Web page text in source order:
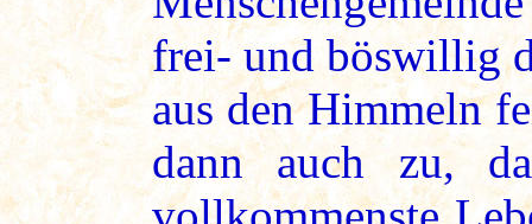
frei- und böswillig
aus den Himmeln
dann auch zu,